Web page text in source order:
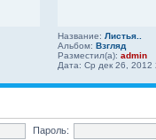
Название: Листья..
Альбом: Взгляд
Разместил(а): admin
Дата: Ср дек 26, 2012
Пароль: